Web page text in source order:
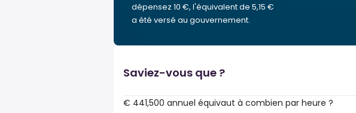
dépensez 10 €, l'équivalent de 5,15 €
a été versé au gouvernement.
Saviez-vous que ?
€ 441,500 annuel équivaut à combien par heure ?